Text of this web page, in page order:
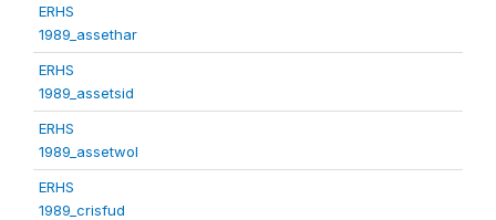
ERHS
1989_assethar
ERHS
1989_assetsid
ERHS
1989_assetwol
ERHS
1989_crisfud